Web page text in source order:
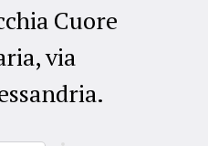
Cuore
via